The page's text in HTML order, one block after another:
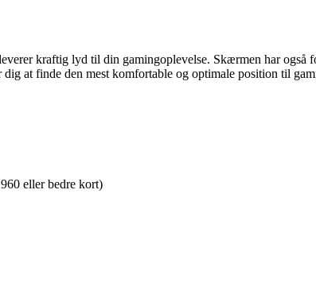
kraftig lyd til din gamingoplevelse. Skærmen har også
at finde den mest komfortable og optimale position til
eller bedre kort)